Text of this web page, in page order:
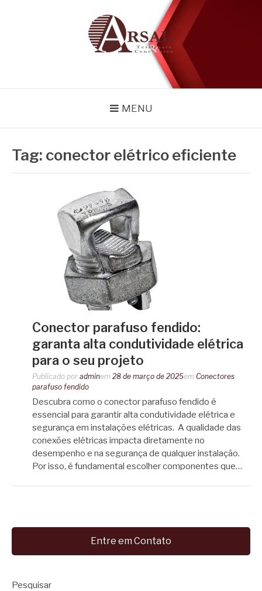
Especialistas em conectores e acessórios
MENU
Tag: conector elétrico eficiente
Conector parafuso fendido:
garanta alta condutividade elétrica
para o seu projeto
Publicado por adminem 28 de março de 2025em Conectores
parafuso fendido
Descubra como o conector parafuso fendido é
essencial para garantir alta condutividade elétrica e
segurança em instalações elétricas. A qualidade das
conexões elétricas impacta diretamente no
desempenho e na segurança de qualquer instalação.
Por isso, é fundamental escolher componentes que…
Entre em Contato
Pesquisar